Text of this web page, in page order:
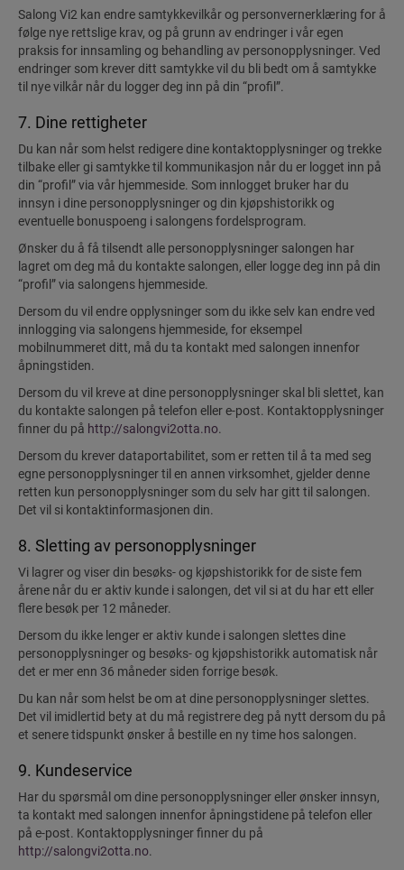
Salong Vi2 kan endre samtykkevilkår og personvernerklæring for å
følge nye rettslige krav, og på grunn av endringer i vår egen
praksis for innsamling og behandling av personopplysninger. Ved
endringer som krever ditt samtykke vil du bli bedt om å samtykke
til nye vilkår når du logger deg inn på din “profil”.
7. Dine rettigheter
Du kan når som helst redigere dine kontaktopplysninger og trekke
tilbake eller gi samtykke til kommunikasjon når du er logget inn på
din “profil” via vår hjemmeside. Som innlogget bruker har du
innsyn i dine personopplysninger og din kjøpshistorikk og
eventuelle bonuspoeng i salongens fordelsprogram.
Ønsker du å få tilsendt alle personopplysninger salongen har
lagret om deg må du kontakte salongen, eller logge deg inn på din
“profil” via salongens hjemmeside.
Dersom du vil endre opplysninger som du ikke selv kan endre ved
innlogging via salongens hjemmeside, for eksempel
mobilnummeret ditt, må du ta kontakt med salongen innenfor
åpningstiden.
Dersom du vil kreve at dine personopplysninger skal bli slettet, kan
du kontakte salongen på telefon eller e-post. Kontaktopplysninger
finner du på http://salongvi2otta.no.
Dersom du krever dataportabilitet, som er retten til å ta med seg
egne personopplysninger til en annen virksomhet, gjelder denne
retten kun personopplysninger som du selv har gitt til salongen.
Det vil si kontaktinformasjonen din.
8. Sletting av personopplysninger
Vi lagrer og viser din besøks- og kjøpshistorikk for de siste fem
årene når du er aktiv kunde i salongen, det vil si at du har ett eller
flere besøk per 12 måneder.
Dersom du ikke lenger er aktiv kunde i salongen slettes dine
personopplysninger og besøks- og kjøpshistorikk automatisk når
det er mer enn 36 måneder siden forrige besøk.
Du kan når som helst be om at dine personopplysninger slettes.
Det vil imidlertid bety at du må registrere deg på nytt dersom du på
et senere tidspunkt ønsker å bestille en ny time hos salongen.
9. Kundeservice
Har du spørsmål om dine personopplysninger eller ønsker innsyn,
ta kontakt med salongen innenfor åpningstidene på telefon eller
på e-post. Kontaktopplysninger finner du på
http://salongvi2otta.no.